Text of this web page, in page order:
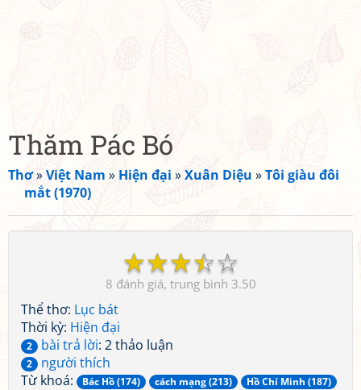
Thăm Pác Bó
Thơ»Việt Nam » Hiện đại »Xuân Diệu »Tôi giàu đôi
mắt (1970)
☆
☆
☆
☆
☆
8 3.50
Thể thơ: Lục bát
Thời kỳ: Hiện đại
2 bài trả lời: 2 thảo luận
2
người thích
Từ khoá:
Bác Hồ (174) cách mạng (213) Hồ Chí Minh (187)